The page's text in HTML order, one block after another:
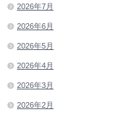
2026年7月
2026年6月
2026年5月
2026年4月
2026年3月
2026年2月